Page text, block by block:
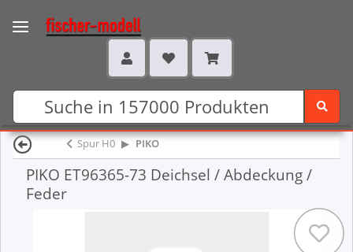
Spur H0 PIKO
PIKO ET96365-73 Deichsel / Abdeckung /
Feder